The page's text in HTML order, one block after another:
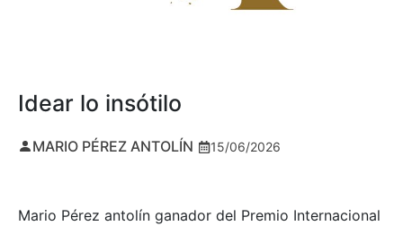
Idear lo insótilo
MARIO PÉREZ ANTOLÍN 15/06/2026
Mario Pérez antolín ganador del Premio Internacional